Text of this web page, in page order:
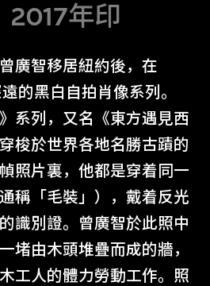
2017年印
廣智移居紐約後，在
的黑白自拍肖像系列。
系列，又名《東方遇見西
梭於世界各地名勝古蹟的
照片裏，他都是穿着同一
稱「毛裝」），戴着反光
識別證。曾廣智於此照中
堵由木頭堆疊而成的牆，
工人的體力勞動工作。照